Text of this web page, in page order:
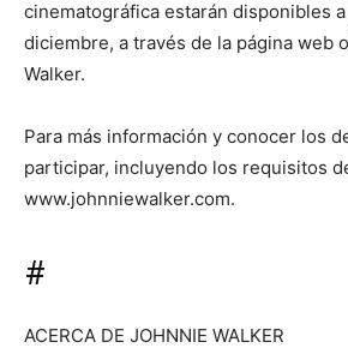
cinematográfica estarán disponibles
diciembre, a través de la página web
Walker.
Para más información y conocer los
participar, incluyendo los requisitos
www.johnniewalker.com.
#
ACERCA DE JOHNNIE WALKER